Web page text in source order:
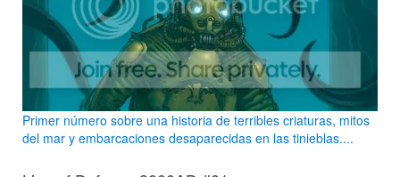
Primer número sobre una historia de terribles criaturas, mitos
del mar y embarcaciones desaparecidas en las tinieblas....